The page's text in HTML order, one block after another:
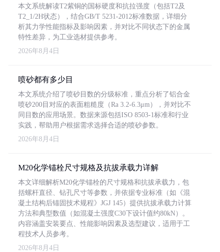
本文系统解读T2紫铜的国标硬度和抗拉强度（包括T2及
T2_1/2H状态），结合GB/T 5231-2012标准数据，详细分
析其力学性能指标及影响因素，并对比不同状态下的金属
特性差异，为工业选材提供参考。
2026年8月4日
喷砂都有多少目
本文系统介绍了喷砂目数的分级标准，重点分析了铝合金
喷砂200目对应的表面粗糙度（Ra 3.2-6.3μm），并对比不
同目数的应用场景。数据来源包括ISO 8503-1标准和行业
实践，帮助用户根据需求选择合适的喷砂参数。
2026年8月4日
M20化学锚栓尺寸规格及抗拔承载力详解
本文详细解析M20化学锚栓的尺寸规格和抗拔承载力，包
括螺杆直径、钻孔尺寸等参数，并依据专业标准（如《混
凝土结构后锚固技术规程》JGJ 145）提供抗拔承载力计算
方法和典型数值（如混凝土强度C30下设计值约80kN）。
内容涵盖安装要点、性能影响因素及选型建议，适用于工
程技术人员参考。
2026年8月4日